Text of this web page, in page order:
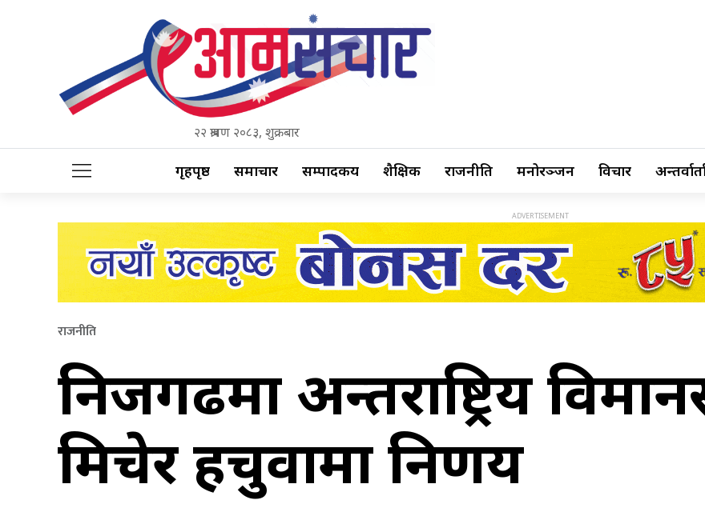
२२ श्रावण २०८३, शुक्रबार
गृहपृष्ठ समाचार सम्पादकीय शैक्षिक राजनीति मनोरञ्जन विचार
राजनीति
निजगढमा अन्तर्राष्ट्रिय
मिचेर हचुवामा निर्णय